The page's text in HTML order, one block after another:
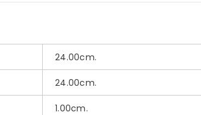
24.00cm.
24.00cm.
1.00cm.